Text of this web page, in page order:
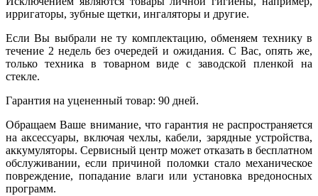
ирригаторы, зубные щетки, ингаляторы и другие.
Если Вы выбрали не ту комплектацию, обменяем технику в
течение 2 недель без очередей и ожидания. С Вас, опять же,
только техника в товарном виде с заводской пленкой на
стекле.
Гарантия на уцененный товар: 90 дней.
Обращаем Ваше внимание, что гарантия не распространяется
на аксессуары, включая чехлы, кабели, зарядные устройства,
аккумуляторы. Сервисный центр может отказать в бесплатном
обслуживании, если причиной поломки стало механическое
повреждение, попадание влаги или установка вредоносных
программ.